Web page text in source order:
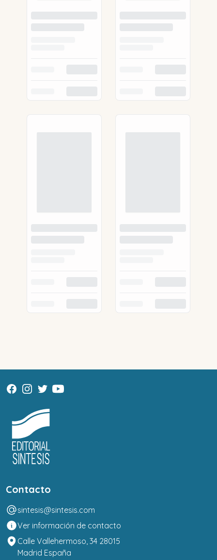
Contacto
sintesis@sintesis.com
Ver información de contacto
Calle Vallehermoso, 34 28015
Madrid España